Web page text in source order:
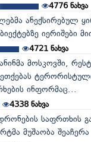
4776ნახვა
ანექსირებულ
იერიშები
4721ნახვა
მოსკოვში,
ინფორმაც...
4338ნახვა
საფრთხის
მუშაობა შეაჩერა